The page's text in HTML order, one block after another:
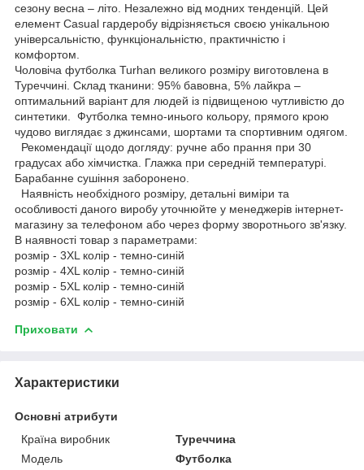
сезону весна – літо. Незалежно від модних тенденцій. Цей
елемент Casual гардеробу відрізняється своєю унікальною
універсальністю, функціональністю, практичністю і
комфортом.
Чоловіча футболка Turhan великого розміру виготовлена в
Туреччині. Склад тканини: 95% бавовна, 5% лайкра –
оптимальний варіант для людей із підвищеною чутливістю до
синтетики. Футболка темно-инього кольору, прямого крою
чудово виглядає з джинсами, шортами та спортивним одягом.
Рекомендації щодо догляду: ручне або прання при 30
градусах або хімчистка. Глажка при середній температурі.
Барабанне сушіння заборонено.
Наявність необхідного розміру, детальні виміри та
особливості даного виробу уточнюйте у менеджерів інтернет-
магазину за телефоном або через форму зворотнього зв'язку.
В наявності товар з параметрами:
розмір - 3XL колір - темно-синій
розмір - 4XL колір - темно-синій
розмір - 5XL колір - темно-синій
розмір - 6XL колір - темно-синій
Приховати
Характеристики
Основні атрибути
Країна виробник
Туреччина
Модель
Футболка